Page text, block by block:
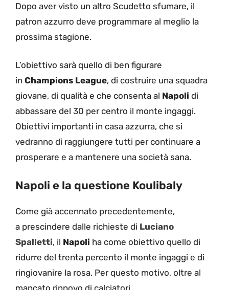
Dopo aver visto un altro Scudetto sfumare, il
patron azzurro deve programmare al meglio la
prossima stagione.
L’obiettivo sarà quello di ben figurare
in Champions League, di costruire una squadra
giovane, di qualità e che consenta al Napoli di
abbassare del 30 per centro il monte ingaggi.
Obiettivi importanti in casa azzurra, che si
vedranno di raggiungere tutti per continuare a
prosperare e a mantenere una società sana.
Napoli e la questione Koulibaly
Come già accennato precedentemente,
a prescindere dalle richieste di Luciano
Spalletti, il Napoli ha come obiettivo quello di
ridurre del trenta percento il monte ingaggi e di
ringiovanire la rosa. Per questo motivo, oltre al
mancato rinnovo di calciatori